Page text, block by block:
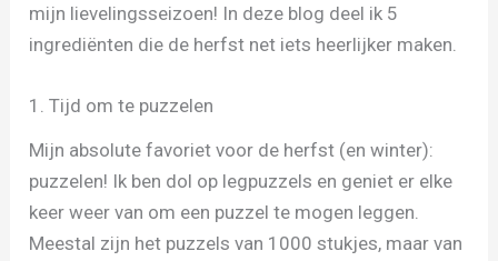
mijn lievelingsseizoen! In deze blog deel ik 5
ingrediënten die de herfst net iets heerlijker maken.
1. Tijd om te puzzelen
Mijn absolute favoriet voor de herfst (en winter):
puzzelen! Ik ben dol op legpuzzels en geniet er elke
keer weer van om een puzzel te mogen leggen.
Meestal zijn het puzzels van 1000 stukjes, maar van